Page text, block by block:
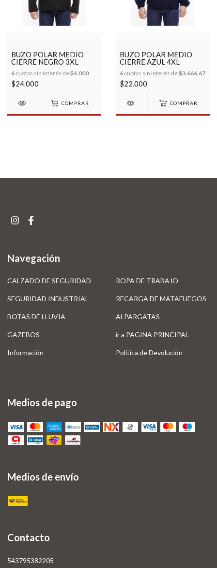
BUZO POLAR MEDIO
CIERRE NEGRO 3XL
6 cuotas sin interés de$4.000
$24.000
COMPRAR
BUZO POLAR MEDIO
CIERRE AZUL 4XL
6 cuotas sin interés de$3.666,67
$22.000
COMPRAR
Navegación
CALZADO DE SEGURIDAD ROPA DE TRABAJO
SEGURIDAD INDUSTRIAL RECARGA DE MATAFUEGOS
BOTAS DE LLUVIA ALPARGATAS
GAZEBOS ir a PAGINA PRINCIPAL
Información Política de Devolución
Medios de pago
Medios de envío
Contacto
543795382205